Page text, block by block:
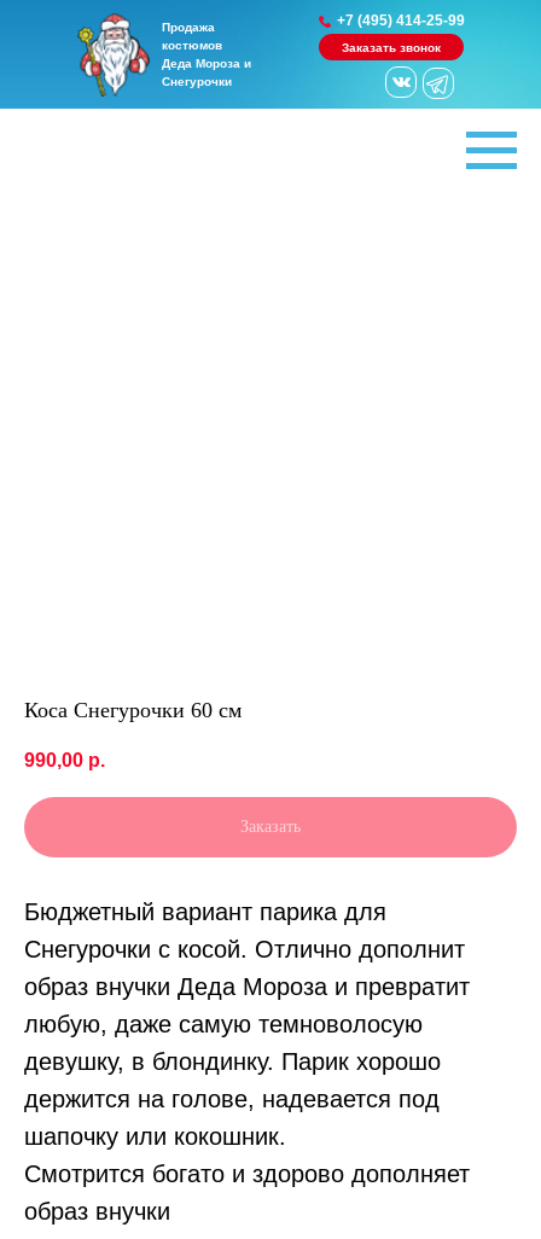
+7 (495) 414-25-99
Продажа
костюмов
Деда Мороза и
Снегурочки
Заказать звонок
Коса Снегурочки 60 см
990,00 р.
Заказать
Бюджетный вариант парика для
Снегурочки с косой. Отлично дополнит
образ внучки Деда Мороза и превратит
любую, даже самую темноволосую
девушку, в блондинку. Парик хорошо
держится на голове, надевается под
шапочку или кокошник.
Смотрится богато и здорово дополняет
образ внучки